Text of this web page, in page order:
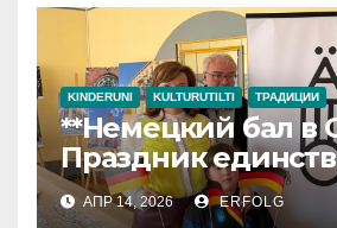
KINDERUNI KULTURUTILTI ТРАДИЦИИ
**Немецкий бал в
Праздник
культуры и
АПР 14, 2026 ERFOLG